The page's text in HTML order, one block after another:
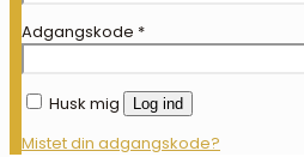
Adgangskode *
Husk mig Log ind
Mistet din adgangskode?